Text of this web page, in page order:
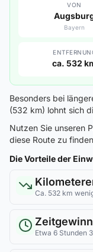
VON
Bayern
ca. 532
Besonders bei
(532 km) lohnt sich
Nutzen Sie unseren
diese Route zu
Die Vorteile der
Ca. 532 km
Zeitgewinn
Etwa 6 Stunden